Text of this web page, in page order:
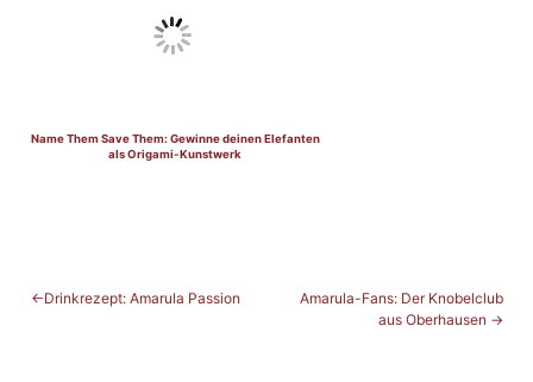
Name Them Save Them: Gewinne deinen Elefanten
als Origami-Kunstwerk
BEITRAGSNAVIGATION
Drinkrezept: Amarula Passion
Amarula-Fans: Der Knobelclub
aus Oberhausen